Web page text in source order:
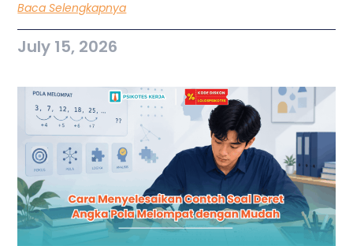
Baca Selengkapnya
July 15, 2026